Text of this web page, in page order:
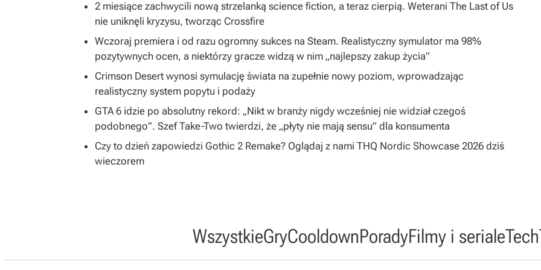
2 miesiące zachwycili nową strzelanką science fiction, a teraz cierpią. Weterani The Last of Us
nie uniknęli kryzysu, tworząc Crossfire
Wczoraj premiera i od razu ogromny sukces na Steam. Realistyczny symulator ma 98%
pozytywnych ocen, a niektórzy gracze widzą w nim „najlepszy zakup życia”
Crimson Desert wynosi symulację świata na zupełnie nowy poziom, wprowadzając
realistyczny system popytu i podaży
GTA 6 idzie po absolutny rekord: „Nikt w branży nigdy wcześniej nie widział czegoś
podobnego”. Szef Take-Two twierdzi, że „płyty nie mają sensu” dla konsumenta
Czy to dzień zapowiedzi Gothic 2 Remake? Oglądaj z nami THQ Nordic Showcase 2026 dziś
wieczorem
WszystkieGryCooldownPoradyFilmy i serialeTech